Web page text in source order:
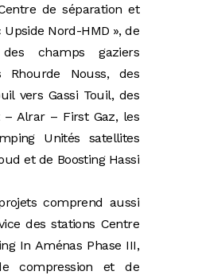
de séparation et
Nord-HMD », de
des champs gaziers
Rhourde Nouss, des
vers Gassi Touil, des
Alrar – First Gaz, les
Unités satellites
et de Boosting Hassi
comprend aussi
des stations Centre
In Aménas Phase III,
compression et de